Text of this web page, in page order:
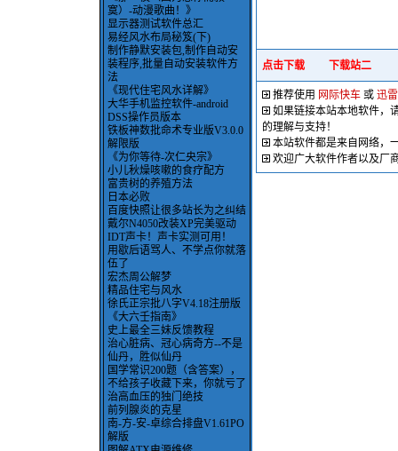
寞）-动漫歌曲！》
显示器测试软件总汇
易经风水布局秘笈(下)
制作静默安装包,制作自动安
装程序,批量自动安装软件方
法
《现代住宅风水详解》
大华手机监控软件-android
DSS操作员版本
铁板神数批命术专业版V3.0.0
解限版
《为你等待-次仁央宗》
小儿秋燥咳嗽的食疗配方
富贵树的养殖方法
日本必败
百度快照让很多站长为之纠结
戴尔N4050改装XP完美驱动
IDT声卡！声卡实测可用！
用歇后语骂人、不学点你就落
伍了
宏杰周公解梦
精品住宅与风水
徐氏正宗批八字V4.18注册版
《大六壬指南》
史上最全三妹反馈教程
治心脏病、冠心病奇方--不是
仙丹，胜似仙丹
国学常识200题（含答案），
不给孩子收藏下来，你就亏了
治高血压的独门绝技
前列腺炎的克星
南-方-安-卓综合排盘V1.61PO
解版
点击下载 下载站二
推荐使用 网际快车 或 迅
如果链接本站本地软件，
的理解与支持！
本站软件都是来自网络，
欢迎广大软件作者以及厂